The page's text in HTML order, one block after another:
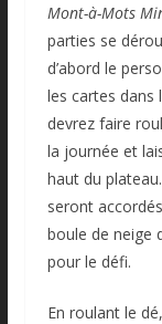
Mont-à-Mots
parties se
d’abord le
les cartes dans
devrez faire
la journée et
haut du
seront
boule de neige
pour le défi.
En roulant le